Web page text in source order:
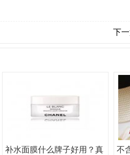
下一
补水面膜什么牌子好用？真
不